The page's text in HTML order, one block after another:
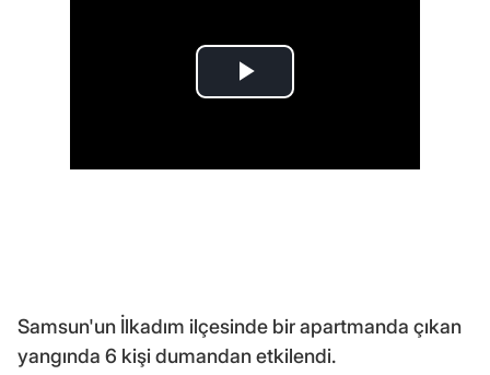
Samsun'un İlkadım ilçesinde bir apartmanda çıkan
yangında 6 kişi dumandan etkilendi.